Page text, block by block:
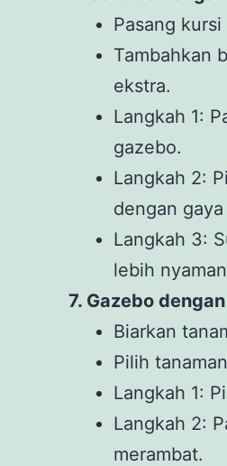
Pasang
Tambahkan
ekstra.
Langkah 1:
gazebo.
Langkah 2:
dengan
Langkah 3:
lebih
7. Gazebo
Biarkan
Pilih
Langkah 1:
Langkah 2:
merambat.